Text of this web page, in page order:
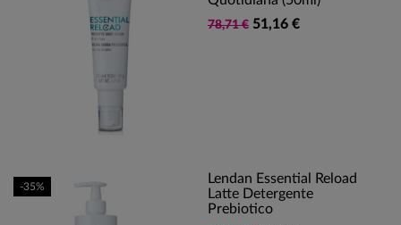
78,71 € 51,16 €
Lendan Essential Reload
Latte Detergente
Prebiotico
-35%